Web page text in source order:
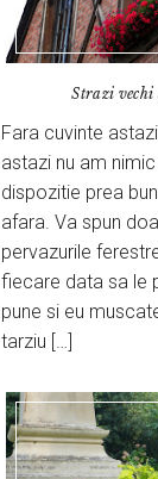
Strazi vechi
Fara cuvinte
astazi nu am
dispozitie prea
afara. Va spun
pervazurile
fiecare data sa le
pune si eu
tarziu […]